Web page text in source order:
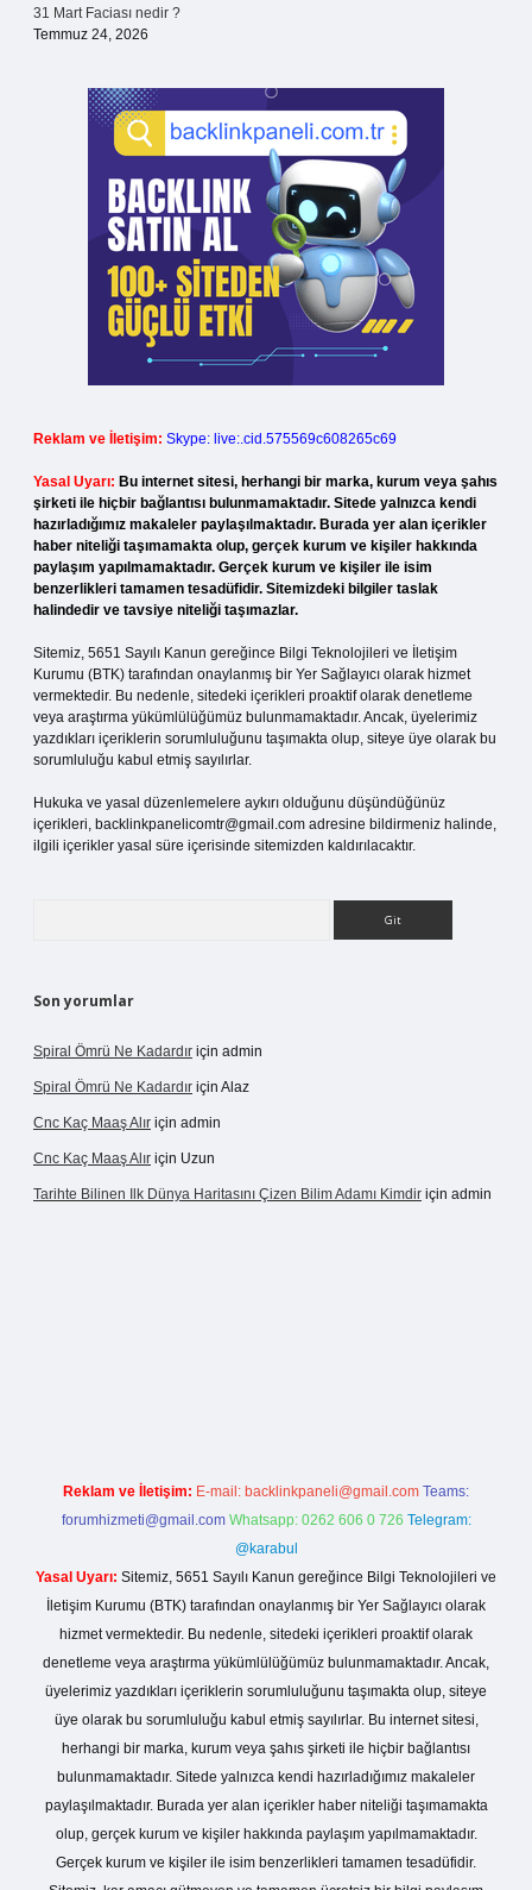
31 Mart Faciası nedir ?
Temmuz 24, 2026
Reklam ve İletişim: Skype: live:.cid.575569c608265c69
Yasal Uyarı: Bu internet sitesi, herhangi bir marka, kurum veya şahıs
şirketi ile hiçbir bağlantısı bulunmamaktadır. Sitede yalnızca kendi
hazırladığımız makaleler paylaşılmaktadır. Burada yer alan içerikler
haber niteliği taşımamakta olup, gerçek kurum ve kişiler hakkında
paylaşım yapılmamaktadır. Gerçek kurum ve kişiler ile isim
benzerlikleri tamamen tesadüfidir. Sitemizdeki bilgiler taslak
halindedir ve tavsiye niteliği taşımazlar.
Sitemiz, 5651 Sayılı Kanun gereğince Bilgi Teknolojileri ve İletişim
Kurumu (BTK) tarafından onaylanmış bir Yer Sağlayıcı olarak hizmet
vermektedir. Bu nedenle, sitedeki içerikleri proaktif olarak denetleme
veya araştırma yükümlülüğümüz bulunmamaktadır. Ancak, üyelerimiz
yazdıkları içeriklerin sorumluluğunu taşımakta olup, siteye üye olarak bu
sorumluluğu kabul etmiş sayılırlar.
Hukuka ve yasal düzenlemelere aykırı olduğunu düşündüğünüz
içerikleri, backlinkpanelicomtr@gmail.com adresine bildirmeniz halinde,
ilgili içerikler yasal süre içerisinde sitemizden kaldırılacaktır.
Son yorumlar
Spiral Ömrü Ne Kadardır için admin
Spiral Ömrü Ne Kadardır için Alaz
Cnc Kaç Maaş Alır için admin
Cnc Kaç Maaş Alır için Uzun
Tarihte Bilinen Ilk Dünya Haritasını Çizen Bilim Adamı Kimdir için admin
Reklam ve İletişim: E-mail: backlinkpaneli@gmail.com Teams:
forumhizmeti@gmail.com Whatsapp: 0262 606 0 726 Telegram:
@karabul
Yasal Uyarı: Sitemiz, 5651 Sayılı Kanun gereğince Bilgi Teknolojileri ve
İletişim Kurumu (BTK) tarafından onaylanmış bir Yer Sağlayıcı olarak
hizmet vermektedir. Bu nedenle, sitedeki içerikleri proaktif olarak
denetleme veya araştırma yükümlülüğümüz bulunmamaktadır. Ancak,
üyelerimiz yazdıkları içeriklerin sorumluluğunu taşımakta olup, siteye
üye olarak bu sorumluluğu kabul etmiş sayılırlar. Bu internet sitesi,
herhangi bir marka, kurum veya şahıs şirketi ile hiçbir bağlantısı
bulunmamaktadır. Sitede yalnızca kendi hazırladığımız makaleler
paylaşılmaktadır. Burada yer alan içerikler haber niteliği taşımamakta
olup, gerçek kurum ve kişiler hakkında paylaşım yapılmamaktadır.
Gerçek kurum ve kişiler ile isim benzerlikleri tamamen tesadüfidir.